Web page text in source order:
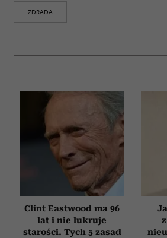
ZDRADA
Clint Eastwood ma 96
lat i nie lukruje
starości. Tych 5 zasad